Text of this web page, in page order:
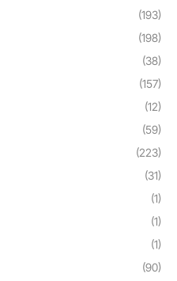
(193)
(198)
(38)
(157)
(12)
(59)
(223)
(31)
(1)
(1)
(1)
(90)